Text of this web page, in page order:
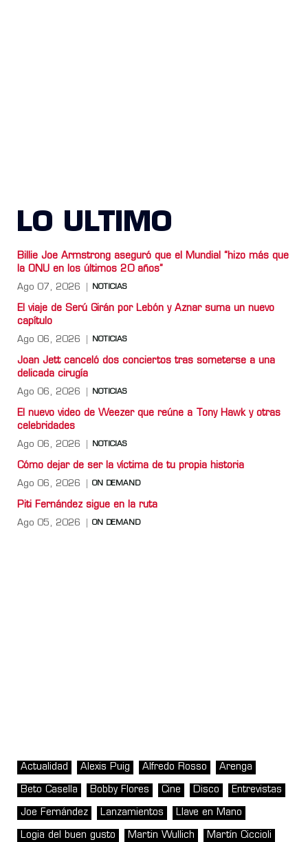
LO ULTIMO
Billie Joe Armstrong aseguró que el Mundial “hizo más que
la ONU en los últimos 20 años”
Ago 07, 2026 NOTICIAS
El viaje de Serú Girán por Lebón y Aznar suma un nuevo
capítulo
Ago 06, 2026 NOTICIAS
Joan Jett canceló dos conciertos tras someterse a una
delicada cirugía
Ago 06, 2026 NOTICIAS
El nuevo video de Weezer que reúne a Tony Hawk y otras
celebridades
Ago 06, 2026 NOTICIAS
Cómo dejar de ser la víctima de tu propia historia
Ago 06, 2026 ON DEMAND
Piti Fernández sigue en la ruta
Ago 05, 2026 ON DEMAND
Actualidad Alexis Puig Alfredo Rosso Arenga
Beto Casella Bobby Flores Cine Disco Entrevistas
Joe Fernández Lanzamientos Llave en Mano
Logia del buen gusto Martin Wullich Martín Ciccioli